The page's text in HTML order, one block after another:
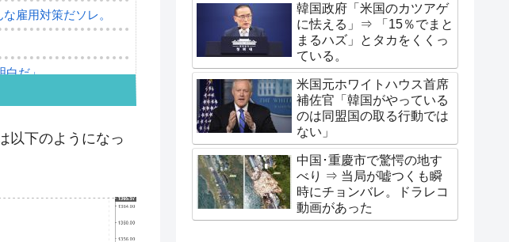
雇用対策だソレ。
白だ」
はないのか？
以下のようになっ
韓国政府「米国のカツアゲ
に怯える」⇒ 「15％でまと
まるハズ」とタカをくくっ
ている。
米国元ホワイトハウス首席
補佐官「韓国がやっている
のは同盟国の取る行動では
ない」
中国･重慶市で驚愕の地す
べり ⇒ 当局が嘘つくも瞬
時にチョンバレ。ドラレコ
動画があった